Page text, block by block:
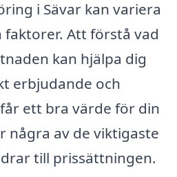
i Sävar kan variera
Att förstå vad
kan hjälpa dig
erbjudande och
ett bra värde för din
några av de viktigaste
till prissättningen.